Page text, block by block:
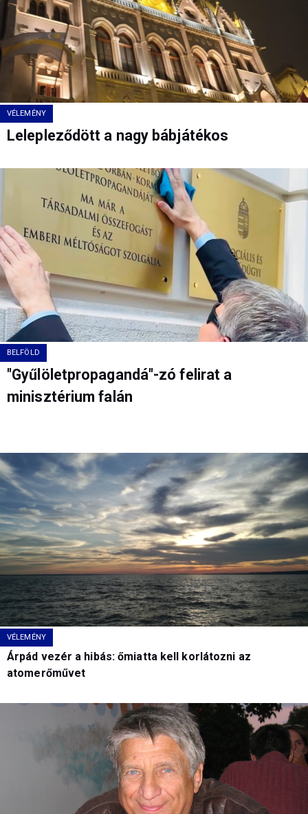
VÉLEMÉNY
Lelepleződött a nagy bábjátékos
BELFÖLD
"Gyűlöletpropagandá"-zó felirat a
minisztérium falán
VÉLEMÉNY
Árpád vezér a hibás: őmiatta kell korlátozni az
atomerőművet